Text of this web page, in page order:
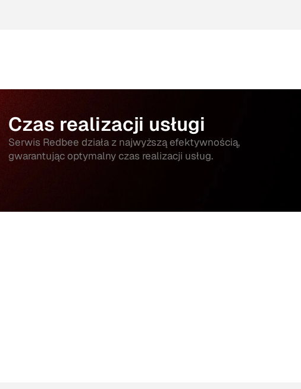
Czas realizacji usługi
Serwis Redbee działa z najwyższą efektywnością,
gwarantując optymalny czas realizacji usług.